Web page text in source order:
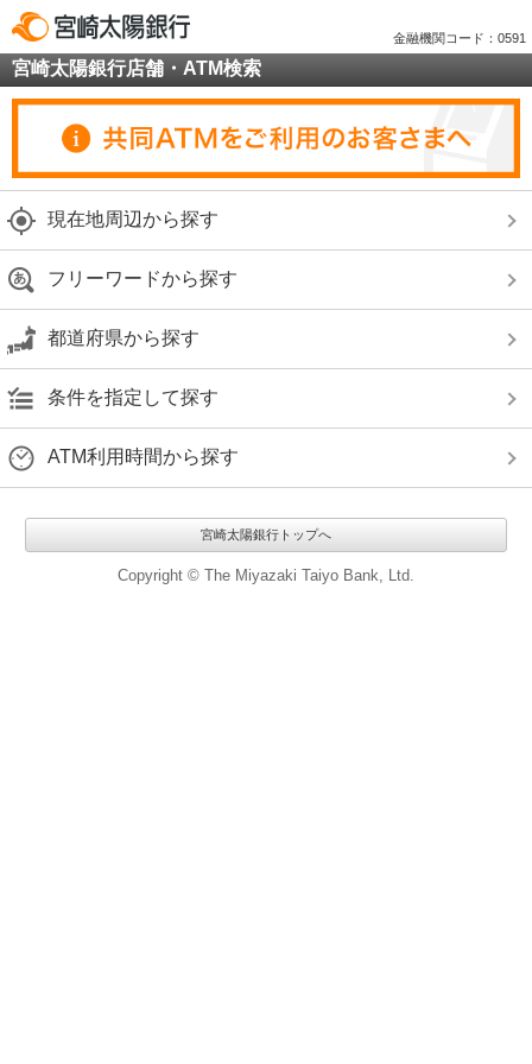
金融機関コード：0591
宮崎太陽銀行店舗・ATM検索
現在地周辺から探す
フリーワードから探す
都道府県から探す
条件を指定して探す
ATM利用時間から探す
宮崎太陽銀行トップへ
Copyright © The Miyazaki Taiyo Bank, Ltd.